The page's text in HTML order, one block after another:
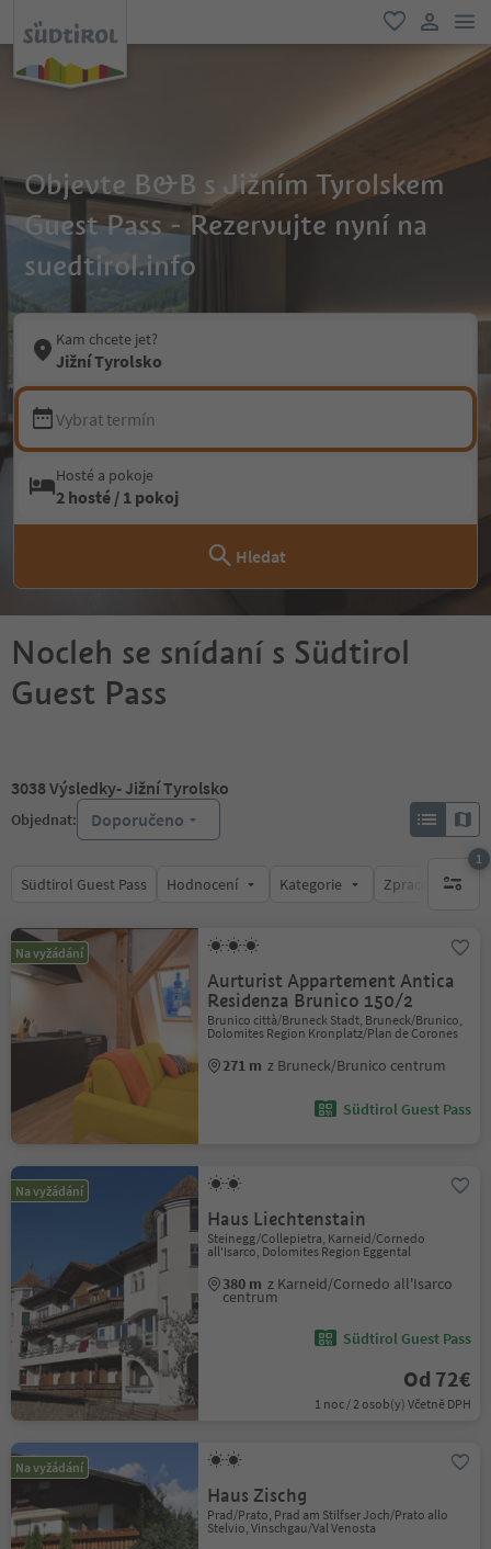
oblíbené
Objevte B&B s Jižním Tyrolskem
Guest Pass - Rezervujte nyní na
suedtirol.info
Kam chcete jet?
Jižní Tyrolsko
Vybrat termín
Hosté a pokoje
2 hosté / 1 pokoj
Hledat
Nocleh se snídaní s Südtirol
Guest Pass
3038Výsledky- Jižní Tyrolsko
Objednat: Doporučeno
Südtirol Guest Pass Hodnocení Kategorie Zpracovává
1
1
Na vyžádání
Aurturist Appartement Antica
Residenza Brunico 150/2
Brunico città/Bruneck Stadt, Bruneck/Brunico,
Dolomites Region Kronplatz/Plan de Corones
271 m z Bruneck/Brunico centrum
Südtirol Guest Pass
Na vyžádání
Haus Liechtenstain
Steinegg/Collepietra, Karneid/Cornedo
all'Isarco, Dolomites Region Eggental
380 m z Karneid/Cornedo all'Isarco
centrum
Südtirol Guest Pass
Od 72€
1 noc / 2 osob(y) Včetně DPH
Na vyžádání
Haus Zischg
Prad/Prato, Prad am Stilfser Joch/Prato allo
Stelvio, Vinschgau/Val Venosta